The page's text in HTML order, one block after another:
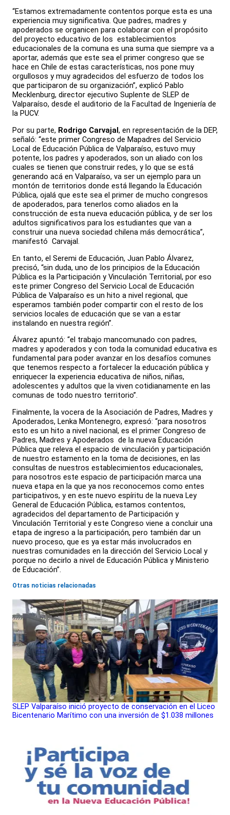
“Estamos extremadamente contentos porque esta es una
experiencia muy significativa. Que padres, madres y
apoderados se organicen para colaborar con el propósito
del proyecto educativo de los establecimientos
educacionales de la comuna es una suma que siempre va a
aportar, además que este sea el primer congreso que se
hace en Chile de estas características, nos pone muy
orgullosos y muy agradecidos del esfuerzo de todos los
que participaron de su organización”, explicó Pablo
Mecklenburg, director ejecutivo Suplente de SLEP de
Valparaíso, desde el auditorio de la Facultad de Ingeniería de
la PUCV.
Por su parte, Rodrigo Carvajal, en representación de la DEP,
señaló: “este primer Congreso de Mapadres del Servicio
Local de Educación Pública de Valparaíso, estuvo muy
potente, los padres y apoderados, son un aliado con los
cuales se tienen que construir redes, y lo que se está
generando acá en Valparaíso, va ser un ejemplo para un
montón de territorios donde está llegando la Educación
Pública, ojalá que este sea el primer de mucho congresos
de apoderados, para tenerlos como aliados en la
construcción de esta nueva educación pública, y de ser los
adultos significativos para los estudiantes que van a
construir una nueva sociedad chilena más democrática”,
manifestó Carvajal.
En tanto, el Seremi de Educación, Juan Pablo Álvarez,
precisó, “sin duda, uno de los principios de la Educación
Pública es la Participación y Vinculación Territorial, por eso
este primer Congreso del Servicio Local de Educación
Pública de Valparaíso es un hito a nivel regional, que
esperamos también poder compartir con el resto de los
servicios locales de educación que se van a estar
instalando en nuestra región”.
Álvarez apuntó: “el trabajo mancomunado con padres,
madres y apoderados y con toda la comunidad educativa es
fundamental para poder avanzar en los desafíos comunes
que tenemos respecto a fortalecer la educación pública y
enriquecer la experiencia educativa de niños, niñas,
adolescentes y adultos que la viven cotidianamente en las
comunas de todo nuestro territorio”.
Finalmente, la vocera de la Asociación de Padres, Madres y
Apoderados, Lenka Montenegro, expresó: “para nosotros
esto es un hito a nivel nacional, es el primer Congreso de
Padres, Madres y Apoderados de la nueva Educación
Pública que releva el espacio de vinculación y participación
de nuestro estamento en la toma de decisiones, en las
consultas de nuestros establecimientos educacionales,
para nosotros este espacio de participación marca una
nueva etapa en la que ya nos reconocemos como entes
participativos, y en este nuevo espíritu de la nueva Ley
General de Educación Pública, estamos contentos,
agradecidos del departamento de Participación y
Vinculación Territorial y este Congreso viene a concluir una
etapa de ingreso a la participación, pero también dar un
nuevo proceso, que es ya estar más involucrados en
nuestras comunidades en la dirección del Servicio Local y
porque no decirlo a nivel de Educación Pública y Ministerio
de Educación”.
Otras noticias relacionadas
SLEP Valparaíso inició proyecto de conservación en el Liceo
Bicentenario Marítimo con una inversión de $1.038 millones